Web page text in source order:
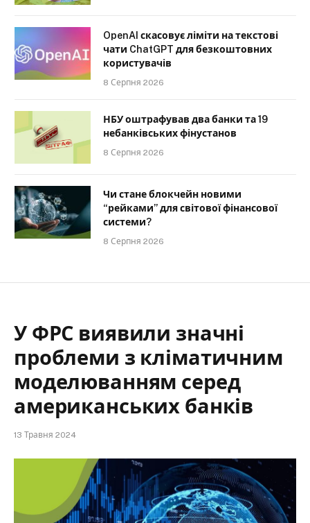
OpenAI скасовує ліміти на текстові
чати ChatGPT для безкоштовних
користувачів
8 Серпня 2026
НБУ оштрафував два банки та 19
небанківських фінустанов
8 Серпня 2026
Чи стане блокчейн новими
“рейками” для світової фінансової
системи?
8 Серпня 2026
У ФРС виявили значні
проблеми з кліматичним
моделюванням серед
американських банків
13 Травня 2024